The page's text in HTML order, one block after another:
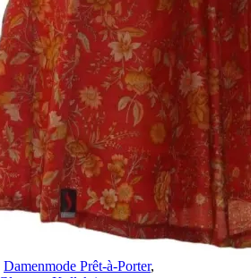
Damenmode Prêt-à-Porter,